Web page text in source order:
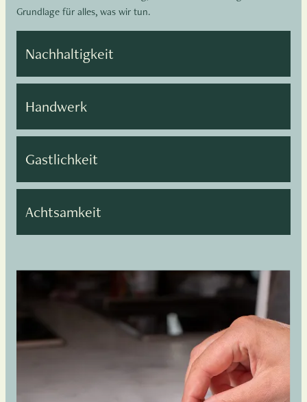
Grundlage für alles, was wir tun.
Nachhaltigkeit
Handwerk
Gastlichkeit
Achtsamkeit